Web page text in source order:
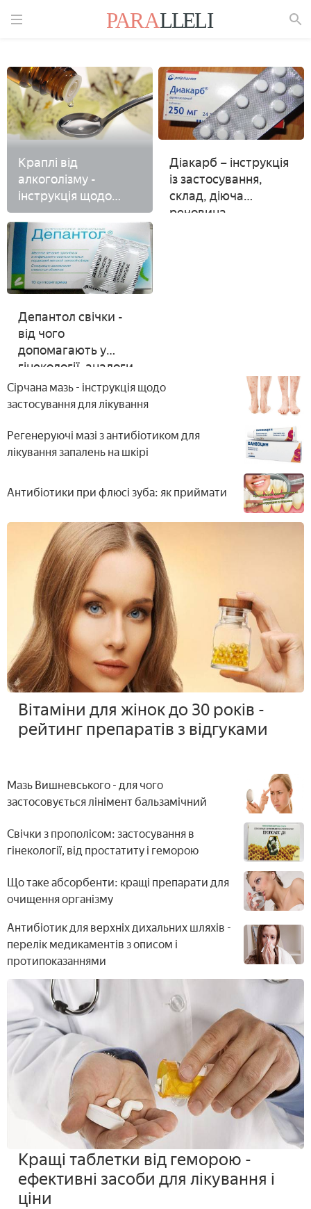
Краплі від
алкоголізму -
інструкція щодо
застосування
препарату без
відома хворого, ціна
ліки
Діакарб – інструкція
із застосування,
склад, діюча
речовина,
Депантол свічки -
від чого
допомагають у
гінекології, аналоги,
дія і відгуки
Сірчана мазь - інструкція щодо
застосування для лікування
Регенеруючі мазі з антибіотиком для
лікування запалень на шкірі
Антибіотики при флюсі зуба: як приймати
Вітаміни для жінок до 30 років -
рейтинг препаратів з відгуками
Мазь Вишневського - для чого
застосовується лінімент бальзамічний
Свічки з прополісом: застосування в
гінекології, від простатиту і геморою
Що таке абсорбенти: кращі препарати для
очищення організму
Антибіотик для верхніх дихальних шляхів -
перелік медикаментів з описом і
протипоказаннями
Кращі таблетки від геморою -
ефективні засоби для лікування і
ціни